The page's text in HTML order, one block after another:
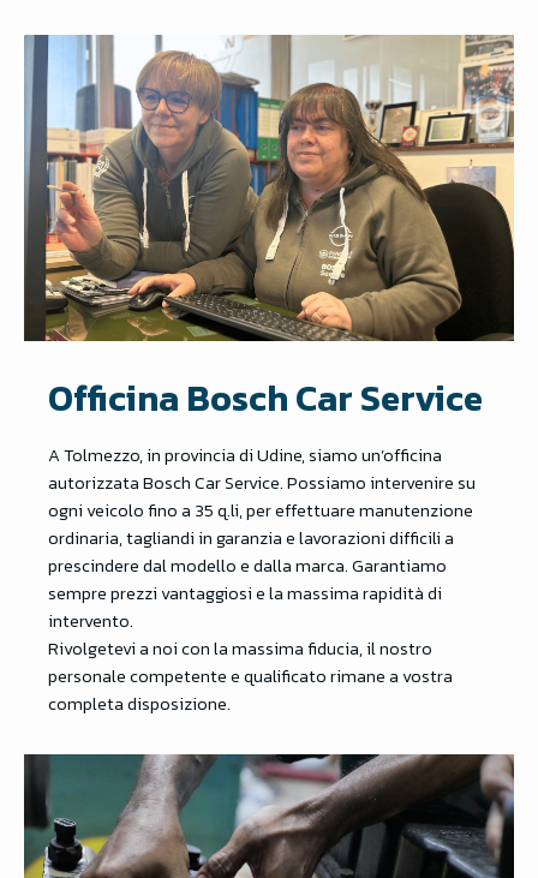
Officina Bosch Car Service
A Tolmezzo, in provincia di Udine, siamo un’officina
autorizzata Bosch Car Service. Possiamo intervenire su
ogni veicolo fino a 35 q.li, per effettuare manutenzione
ordinaria, tagliandi in garanzia e lavorazioni difficili a
prescindere dal modello e dalla marca. Garantiamo
sempre prezzi vantaggiosi e la massima rapidità di
intervento.
Rivolgetevi a noi con la massima fiducia, il nostro
personale competente e qualificato rimane a vostra
completa disposizione.